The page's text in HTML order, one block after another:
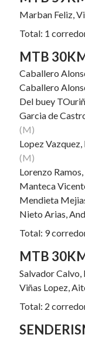
Marban Feliz,
Total: 1
MTB
Caballero
Caballero
Del buey
Garcia de
(M)
Lopez Vazquez,
(M)
Lorenzo
Manteca
Mendieta
Nieto Arias,
Total: 9
MTB
Salvador
Viñas Lopez,
Total: 2